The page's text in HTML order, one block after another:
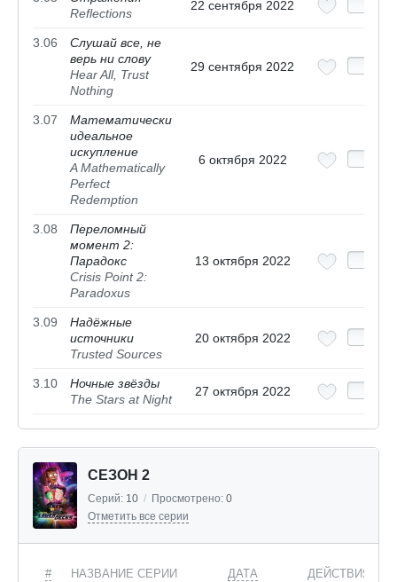
Reflections
22 сентября 2022
3.06
Слушай все, не
верь ни слову
Hear All, Trust
Nothing
29 сентября 2022
3.07
Математически
идеальное
искупление
A Mathematically
Perfect
Redemption
6 октября 2022
3.08
Переломный
момент 2:
Парадокс
Crisis Point 2:
Paradoxus
13 октября 2022
3.09
Надёжные
источники
Trusted Sources
20 октября 2022
3.10
Ночные звёзды
The Stars at Night
27 октября 2022
СЕЗОН 2
Серий: 10 / Просмотрено: 0
Отметить все серии
# НАЗВАНИЕ СЕРИИ ДАТА ДЕЙСТВИЯ